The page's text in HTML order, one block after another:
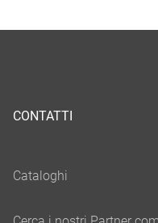
CONTATTI